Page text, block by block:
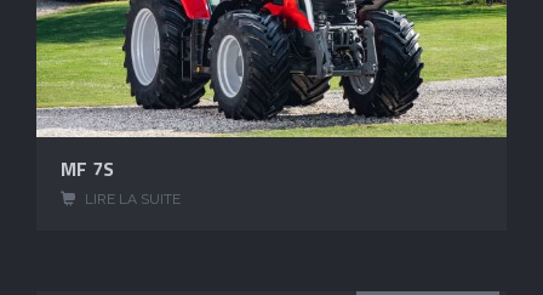
MF 7S
LIRE LA SUITE